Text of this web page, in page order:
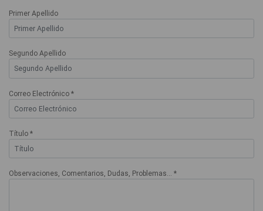
Primer Apellido
Segundo Apellido
Correo Electrónico *
Título *
Observaciones, Comentarios, Dudas, Problemas... *